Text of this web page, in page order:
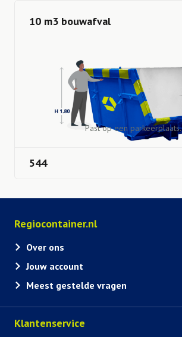
10 m3 bouwafval
Past op een parkeerplaats.
544
Regiocontainer.nl
Over ons
Jouw account
Meest gestelde vragen
Klantenservice